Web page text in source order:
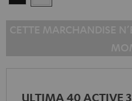
ULTIMA 40 ACTIVE 3